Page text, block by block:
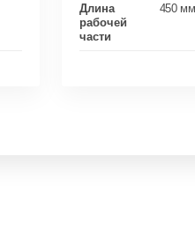
Длина
рабочей
части
450 мм